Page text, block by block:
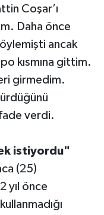
Coşar’ı
Daha önce
ancak
kısmına gittim.
girmedim.
verdi.
istiyordu"
(25)
yıl önce